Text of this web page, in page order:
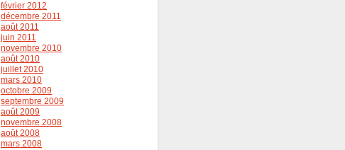
février 2012
décembre 2011
août 2011
juin 2011
novembre 2010
août 2010
juillet 2010
mars 2010
octobre 2009
septembre 2009
août 2009
novembre 2008
août 2008
mars 2008